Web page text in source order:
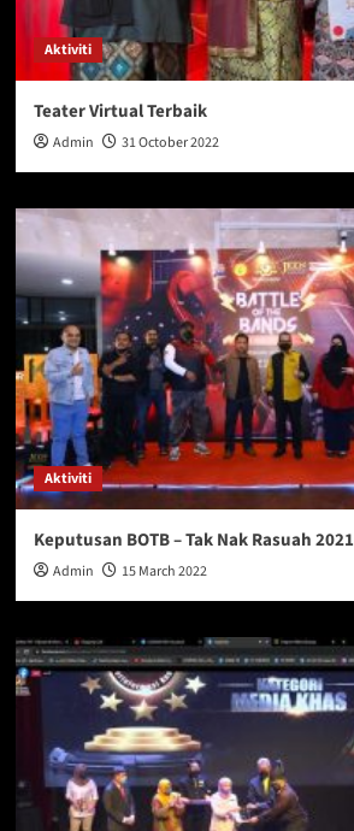
Aktiviti
Teater Virtual Terbaik
Admin 31 October 2022
Aktiviti
Keputusan BOTB – Tak Nak Rasuah 2021
Admin 15 March 2022